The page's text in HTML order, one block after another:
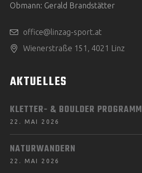
Obmann: Gerald Brandstätter
office@linzag-sport.at
Wienerstraße 151, 4021 Linz
AKTUELLES
KLETTER- & BOULDER PROGRAMM
22. MAI 2026
NATURWANDERN
22. MAI 2026